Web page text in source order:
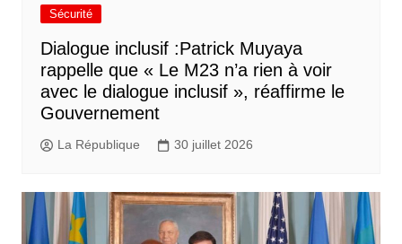
Sécurité
Dialogue inclusif :Patrick Muyaya
rappelle que « Le M23 n’a rien à voir
avec le dialogue inclusif », réaffirme le
Gouvernement
La République 30 juillet 2026